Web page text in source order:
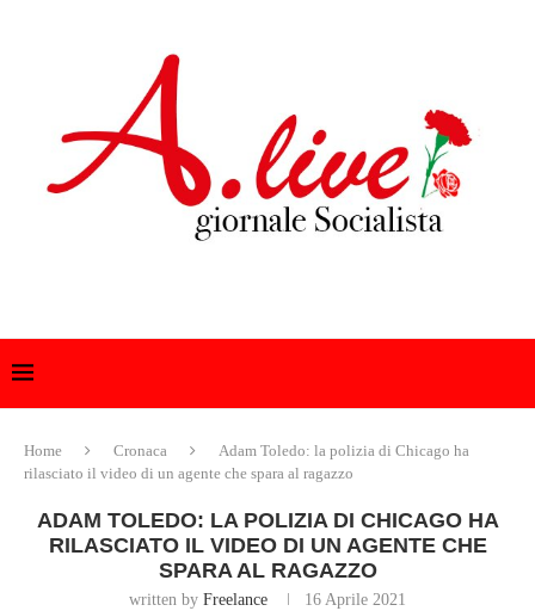
Home Cronaca
Adam Toledo: la polizia di Chicago ha
rilasciato il video di un agente che spara al ragazzo
ADAM TOLEDO: LA POLIZIA DI CHICAGO HA
RILASCIATO IL VIDEO DI UN AGENTE CHE
SPARA AL RAGAZZO
written by Freelance 16 Aprile 2021